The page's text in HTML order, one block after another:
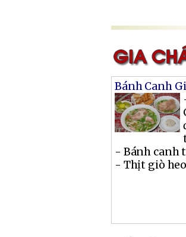
Bánh Canh
- Bánh canh
- Thịt giò